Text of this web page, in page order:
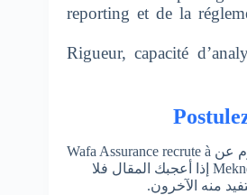
reporting et de la
Rigueur, capacité
ختاماً كان هذا مقالنا اليوم عن Wafa Assurance recrute à
Meknès, Agadir et Casablanca إذا أعجبك المقال فلا
منه الآخرون.